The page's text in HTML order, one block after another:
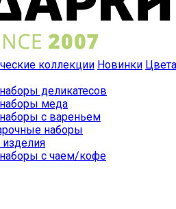
коллекции Новинки Цвета
деликатесов
меда
с вареньем
наборы
с чаем/кофе